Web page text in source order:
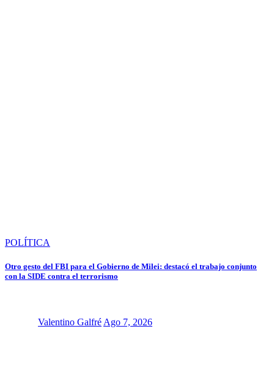
POLÍTICA
Otro gesto del FBI para el Gobierno de Milei: destacó el trabajo conjunto
con la SIDE contra el terrorismo
Valentino Galfré Ago 7, 2026